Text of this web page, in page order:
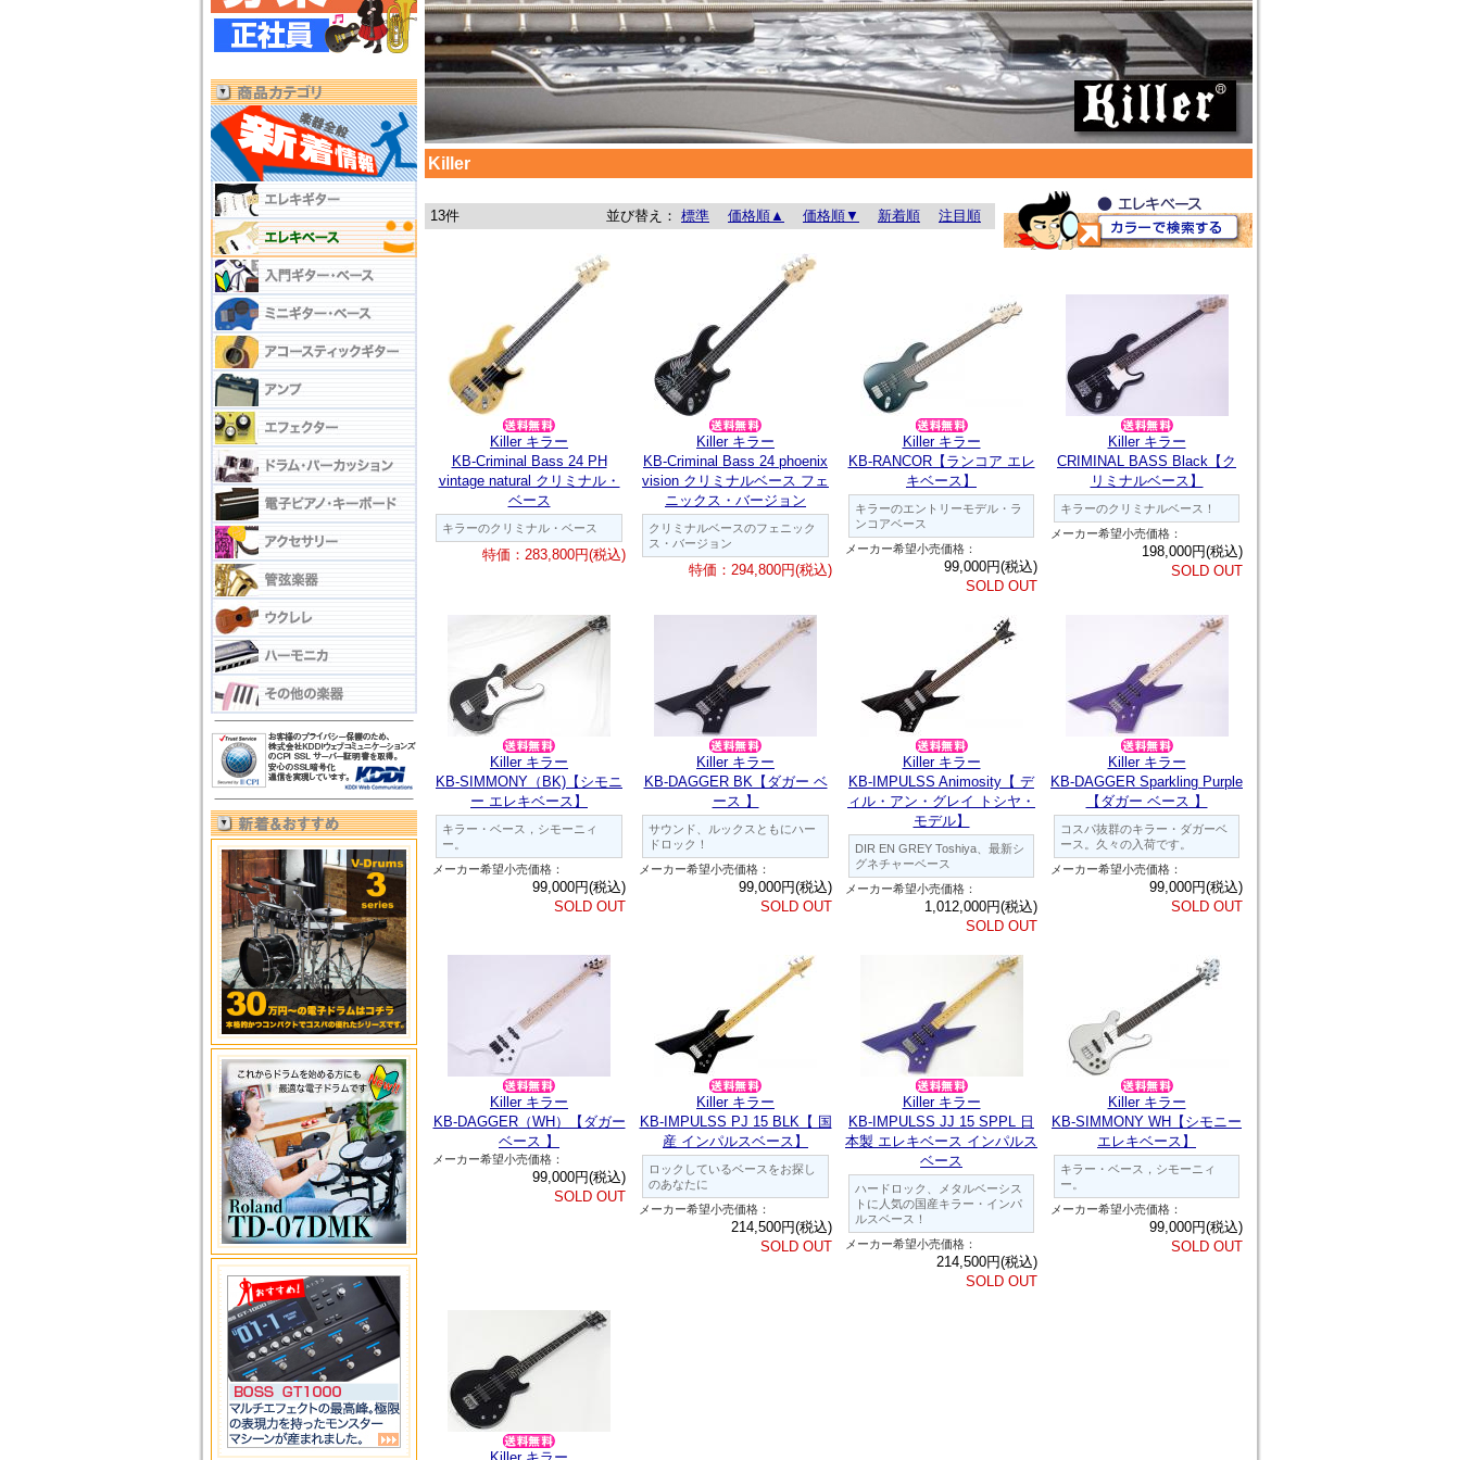
Killer
並び替え： 標準 価格順▲ 価格順▼ 新着順 注目順
13件
Killer キラー
KB-Criminal Bass 24 PH
vintage natural クリミナル・
ベース
キラーのクリミナル・ベース
特価：283,800円(税込)
Killer キラー
KB-Criminal Bass 24 phoenix
vision クリミナルベース フェ
ニックス・バージョン
クリミナルベースのフェニック
ス・バージョン
特価：294,800円(税込)
Killer キラー
KB-RANCOR【ランコア エレ
キベース】
キラーのエントリーモデル・ラ
ンコアベース
メーカー希望小売価格：
99,000円(税込)
SOLD OUT
Killer キラー
CRIMINAL BASS Black【ク
リミナルベース】
キラーのクリミナルベース！
メーカー希望小売価格：
198,000円(税込)
SOLD OUT
Killer キラー
KB-SIMMONY（BK)【シモニ
ー エレキベース】
キラー・ベース，シモーニィ
ー。
メーカー希望小売価格：
99,000円(税込)
SOLD OUT
Killer キラー
KB-DAGGER BK【ダガー ベ
ース 】
サウンド、ルックスともにハー
ドロック！
メーカー希望小売価格：
99,000円(税込)
SOLD OUT
Killer キラー
KB-IMPULSS Animosity【 デ
ィル・アン・グレイ トシヤ・
モデル】
DIR EN GREY Toshiya、最新シ
グネチャーベース
メーカー希望小売価格：
1,012,000円(税込)
SOLD OUT
Killer キラー
KB-DAGGER Sparkling Purple
【ダガー ベース 】
コスパ抜群のキラー・ダガーベ
ース。久々の入荷です。
メーカー希望小売価格：
99,000円(税込)
SOLD OUT
Killer キラー
KB-DAGGER（WH）【ダガー
ベース 】
メーカー希望小売価格：
99,000円(税込)
SOLD OUT
Killer キラー
KB-IMPULSS PJ 15 BLK【 国
産 インパルスベース】
ロックしているベースをお探し
のあなたに
メーカー希望小売価格：
214,500円(税込)
SOLD OUT
Killer キラー
KB-IMPULSS JJ 15 SPPL 日
本製 エレキベース インパルス
ベース
ハードロック、メタルベーシス
トに人気の国産キラー・インパ
ルスベース！
メーカー希望小売価格：
214,500円(税込)
SOLD OUT
Killer キラー
KB-SIMMONY WH【シモニー
エレキベース】
キラー・ベース，シモーニィ
ー。
メーカー希望小売価格：
99,000円(税込)
SOLD OUT